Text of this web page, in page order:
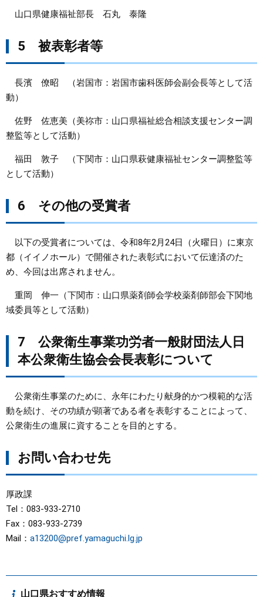
山口県健康福祉部長 石丸 泰隆
5 被表彰者等
長濱 僚昭 （岩国市：岩国市歯科医師会副会長等として活
動）
佐野 佐恵美（美祢市：山口県福祉総合相談支援センター調
整監等として活動）
福田 敦子 （下関市：山口県萩健康福祉センター調整監等
として活動）
6 その他の受賞者
以下の受賞者については、令和8年2月24日（火曜日）に東京
都（イイノホール）で開催された表彰式において伝達済のた
め、今回は出席されません。
重岡 伸一（下関市：山口県薬剤師会学校薬剤師部会下関地
域委員等として活動）
7 公衆衛生事業功労者一般財団法人日
本公衆衛生協会会長表彰について
公衆衛生事業のために、永年にわたり献身的かつ模範的な活
動を続け、その功績が顕著である者を表彰することによって、
公衆衛生の進展に資することを目的とする。
お問い合わせ先
厚政課
Tel：083-933-2710
Fax：083-933-2739
Mail： a13200@pref.yamaguchi.lg.jp
山口県おすすめ情報